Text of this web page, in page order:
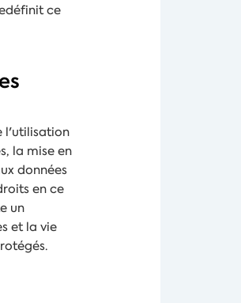
ce
l'utilisation
la mise en
données
en ce
un
et la vie